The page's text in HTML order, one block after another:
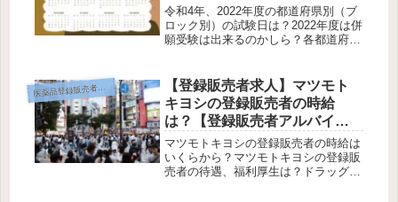
覧！】
令和4年、2022年度の都道府県別（ブ
ロック別）の試験日は？2022年度は併
願受験は出来るのかしら？各都道府県
願受験者への対応は違うのかしら？こ
の記事ではそんな悩みにお答え...
医薬品登録販売者って何？
【登録販売者求人】マツモト
キヨシの登録販売者の時給
は？【登録販売者アルバイ
ト・パートの待遇を調査】
マツモトキヨシの登録販売者の時給は
いくらから？マツモトキヨシの登録販
売者の待遇、福利厚生は？ドラッグス